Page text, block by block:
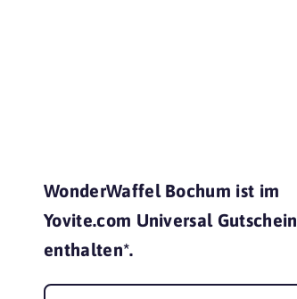
WonderWaffel Bochum ist im
Yovite.com Universal Gutschein
enthalten*.